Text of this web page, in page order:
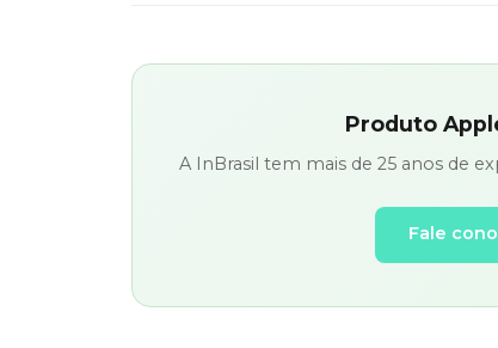
Produto
A InBrasil tem mais de 25 anos de
Fale